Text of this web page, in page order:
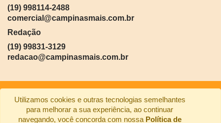
Utilizamos cookies e outras tecnologias semelhantes
para melhorar a sua experiência, ao continuar
navegando, você concorda com nossa Política de
(19) 998114-2488
comercial@campinasmais.com.br
Redação
(19) 99831-3129
redacao@campinasmais.com.br